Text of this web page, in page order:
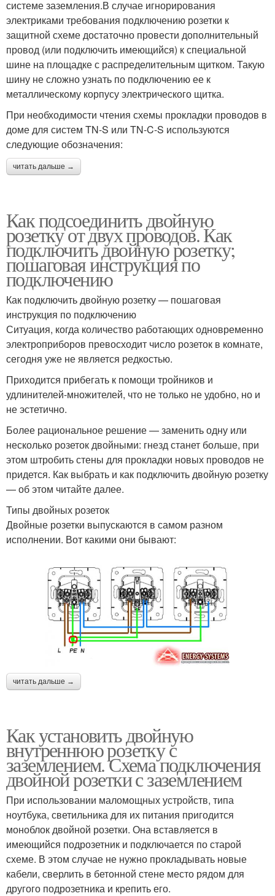
системе заземления.В случае игнорирования
электриками требования подключению розетки к
защитной схеме достаточно провести дополнительный
провод (или подключить имеющийся) к специальной
шине на площадке с распределительным щитком. Такую
шину не сложно узнать по подключению ее к
металлическому корпусу электрического щитка.
При необходимости чтения схемы прокладки проводов в
доме для систем TN-S или TN-C-S используются
следующие обозначения:
читать дальше →
Как подсоединить двойную
розетку от двух проводов. Как
подключить двойную розетку;
пошаговая инструкция по
подключению
Как подключить двойную розетку — пошаговая
инструкция по подключению
Ситуация, когда количество работающих одновременно
электроприборов превосходит число розеток в комнате,
сегодня уже не является редкостью.
Приходится прибегать к помощи тройников и
удлинителей-множителей, что не только не удобно, но и
не эстетично.
Более рациональное решение — заменить одну или
несколько розеток двойными: гнезд станет больше, при
этом штробить стены для прокладки новых проводов не
придется. Как выбрать и как подключить двойную розетку
— об этом читайте далее.
Типы двойных розеток
Двойные розетки выпускаются в самом разном
исполнении. Вот какими они бывают:
читать дальше →
Как установить двойную
внутреннюю розетку с
заземлением. Схема подключения
двойной розетки с заземлением
При использовании маломощных устройств, типа
ноутбука, светильника для их питания пригодится
моноблок двойной розетки. Она вставляется в
имеющийся подрозетник и подключается по старой
схеме. В этом случае не нужно прокладывать новые
кабели, сверлить в бетонной стене место рядом для
другого подрозетника и крепить его.